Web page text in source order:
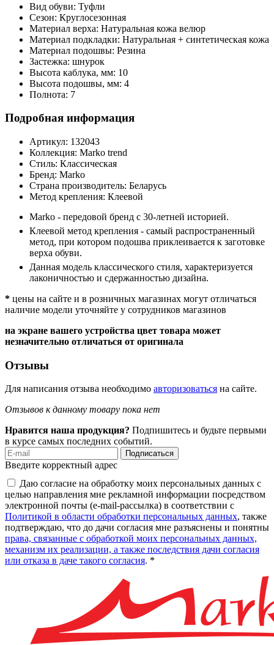
Вид обуви: Туфли
Сезон: Круглосезонная
Материал верха: Натуральная кожа велюр
Материал подкладки: Натуральная + синтетическая кожа
Материал подошвы: Резина
Застежка: шнурок
Высота каблука, мм: 10
Высота подошвы, мм: 4
Полнота: 7
Подробная информация
Артикул: 132043
Коллекция: Marko trend
Стиль: Классическая
Бренд: Marko
Страна производитель: Беларусь
Метод крепления: Клеевой
Marko - передовой бренд с 30-летней историей.
Клеевой метод крепления - самый распространенный
метод, при котором подошва приклеивается к заготовке
верха обуви.
Данная модель классического стиля, характеризуется
лаконичностью и сдержанностью дизайна.
* цены на сайте и в розничных магазинах могут отличаться
наличие модели уточняйте у сотрудников магазинов
на экране вашего устройства цвет товара может
незначительно отличаться от оригинала
Отзывы
Для написания отзыва необходимо авторизоваться на сайте.
Отзывов к данному товару пока нет
Нравится наша продукция? Подпишитесь и будьте первыми
в курсе самых последних событий.
Подписаться
Введите корректный адрес
Даю согласие на обработку моих персональных данных с
целью направления мне рекламной информации посредством
электронной почты (e-mail-рассылка) в соответствии с
Политикой в области обработки персональных данных, также
подтверждаю, что до дачи согласия мне разъяснены и понятны
права, связанные с обработкой моих персональных данных,
механизм их реализации, а также последствия дачи согласия
или отказа в даче такого согласия. *